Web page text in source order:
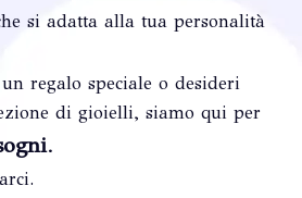
si adatta alla tua personalità
regalo speciale o desideri
di gioielli, siamo qui per
.